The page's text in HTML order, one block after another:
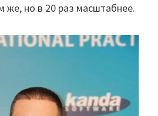
но в 20 раз масштабнее.